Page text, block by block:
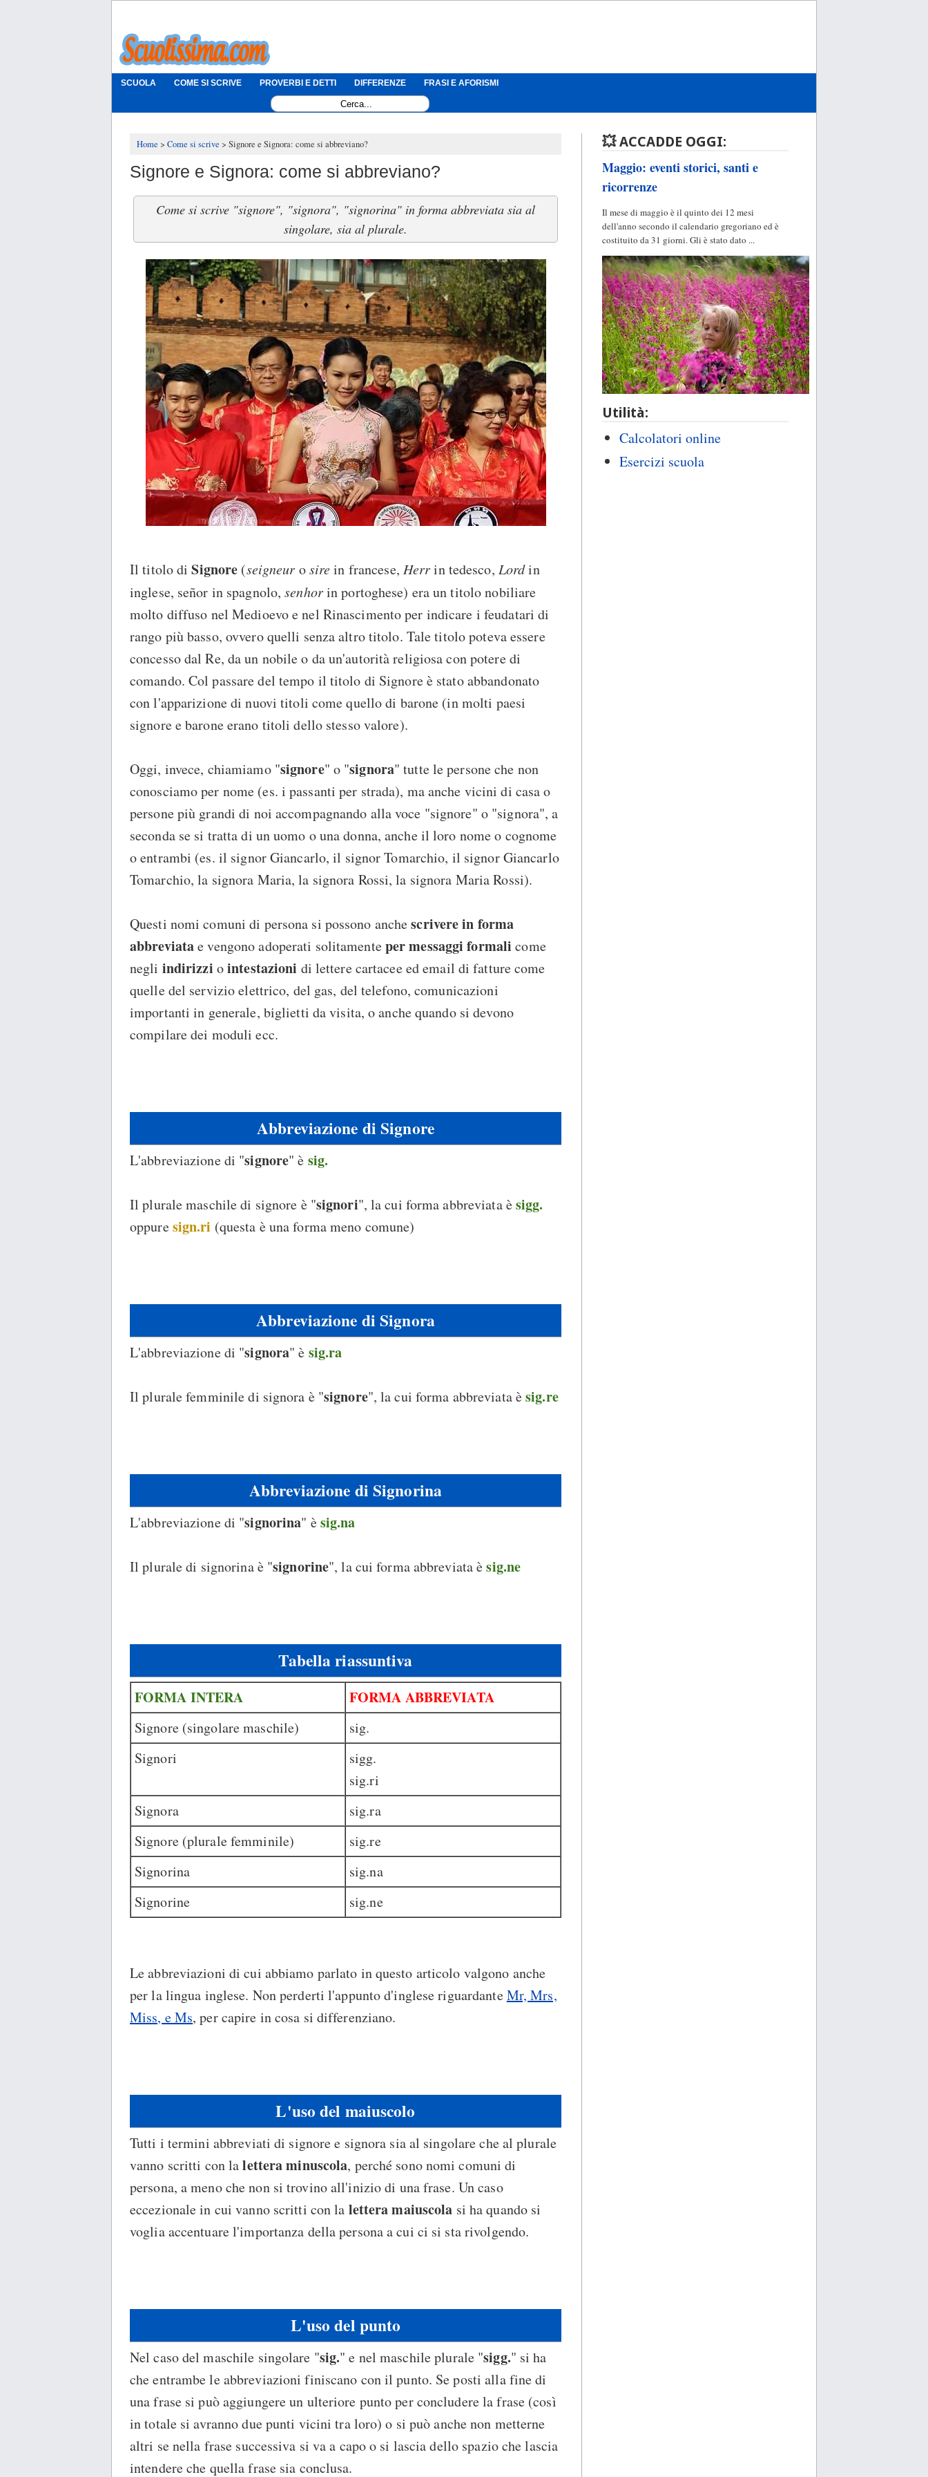
SCUOLA COME SI SCRIVE PROVERBI E DETTI DIFFERENZE FRASI E AFORISMI
Home Come si scrive Signore e Signora: come si abbreviano?
Signore e Signora: come si abbreviano?
Come si scrive "signore", "signora", "signorina" in forma abbreviata sia al
singolare, sia al plurale.
Il titolo diSignore (seigneur osirein francese, Herrin tedesco, Lordin
inglese, señor in spagnolo,senhorin portoghese) era un titolo nobiliare
molto diffuso nel Medioevo e nel Rinascimento per indicare i feudatari di
rango più basso, ovvero quelli senza altro titolo. Tale titolo poteva essere
concesso dal Re, da un nobile o da un'autorità religiosa con potere di
comando. Col passare del tempo il titolo di Signore è stato abbandonato
con l'apparizione di nuovi titoli come quello di barone (in molti paesi
signore e barone erano titoli dello stesso valore).
Oggi, invece, chiamiamo "signore" o "signora" tutte le persone che non
conosciamo per nome (es. i passanti per strada), ma anche vicini di casa o
persone più grandi di noi accompagnando alla voce "signore" o "signora", a
seconda se si tratta di un uomo o una donna, anche il loro nome o cognome
o entrambi (es. il signor Giancarlo, il signor Tomarchio, il signor Giancarlo
Tomarchio, la signora Maria, la signora Rossi, la signora Maria Rossi).
Questi nomi comuni di persona si possono anchescrivere in forma
abbreviatae vengono adoperati solitamenteper messaggi formalicome
negli indirizzi ointestazioni di lettere cartacee ed email di fatture come
quelle del servizio elettrico, del gas, del telefono, comunicazioni
importanti in generale, biglietti da visita, o anche quando si devono
compilare dei moduli ecc.
Abbreviazione di Signore
L'abbreviazione di "signore" è sig.
Il plurale maschile di signore è "signori", la cui forma abbreviata èsigg.
oppuresign.ri (questa è una forma meno comune)
Abbreviazione di Signora
L'abbreviazione di "signora" è sig.ra
Il plurale femminile di signora è "signore", la cui forma abbreviata èsig.re
Abbreviazione di Signorina
L'abbreviazione di "signorina" èsig.na
Il plurale di signorina è "signorine", la cui forma abbreviata èsig.ne
Tabella riassuntiva
FORMA INTERA FORMA ABBREVIATA
Signore (singolare maschile)
sig.
Signori
sigg.
sig.ri
Signora
sig.ra
Signore (plurale femminile)
sig.re
Signorina
sig.na
Signorine
sig.ne
Le abbreviazioni di cui abbiamo parlato in questo articolo valgono anche
per la lingua inglese. Non perderti l'appunto d'inglese riguardanteMr, Mrs,
Miss, e Ms, per capire in cosa si differenziano.
L'uso del maiuscolo
Tutti i termini abbreviati di signore e signora sia al singolare che al plurale
vanno scritti con lalettera minuscola, perché sono nomi comuni di
persona, a meno che non si trovino all'inizio di una frase. Un caso
eccezionale in cui vanno scritti con la lettera maiuscola si ha quando si
voglia accentuare l'importanza della persona a cui ci si sta rivolgendo.
L'uso del punto
Nel caso del maschile singolare "sig." e nel maschile plurale "sigg." si ha
che entrambe le abbreviazioni finiscano con il punto. Se posti alla fine di
una frase si può aggiungere un ulteriore punto per concludere la frase (così
in totale si avranno due punti vicini tra loro) o si può anche non metterne
altri se nella frase successiva si va a capo o si lascia dello spazio che lascia
intendere che quella frase sia conclusa.
💥 ACCADDE OGGI:
Maggio: eventi storici, santi e
ricorrenze
Il mese di maggio è il quinto dei 12 mesi
dell'anno secondo il calendario gregoriano ed è
costituito da 31 giorni. Gli è stato dato ...
Utilità:
Calcolatori online
Esercizi scuola